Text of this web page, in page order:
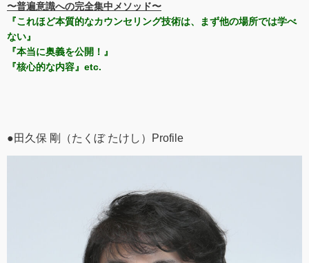
〜普遍意識への完全集中メソッド〜
『これほど本質的なカウンセリング技術は、まず他の場所では学べ
ない』
『本当に奥義を公開！』
『核心的な内容』etc.
●田久保 剛（たくぼ たけし）Profile